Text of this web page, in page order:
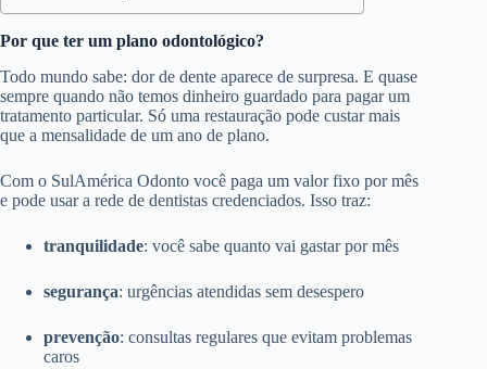
Por que ter um plano odontológico?
Todo mundo sabe: dor de dente aparece de surpresa. E quase
sempre quando não temos dinheiro guardado para pagar um
tratamento particular. Só uma restauração pode custar mais
que a mensalidade de um ano de plano.
Com o SulAmérica Odonto você paga um valor fixo por mês
e pode usar a rede de dentistas credenciados. Isso traz:
tranquilidade: você sabe quanto vai gastar por mês
segurança: urgências atendidas sem desespero
prevenção: consultas regulares que evitam problemas
caros